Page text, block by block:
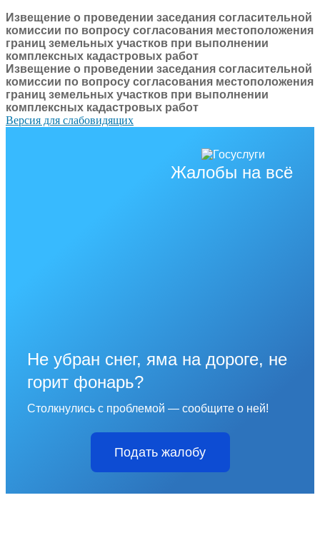
Извещение о проведении заседания согласительной
комиссии по вопросу согласования местоположения
границ земельных участков при выполнении
комплексных кадастровых работ
Извещение о проведении заседания согласительной
комиссии по вопросу согласования местоположения
границ земельных участков при выполнении
комплексных кадастровых работ
Версия для слабовидящих
Жалобы на всё
Не убран снег, яма на дороге, не
горит фонарь?
Столкнулись с проблемой — сообщите о ней!
Подать жалобу